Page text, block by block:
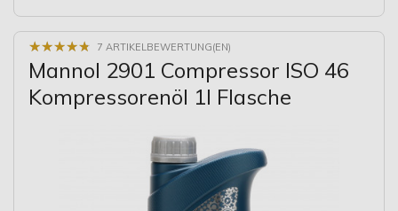
★★★★★
★★★★★ 7 ARTIKELBEWERTUNG(EN)
Mannol 2901 Compressor ISO 46
Kompressorenöl 1l Flasche